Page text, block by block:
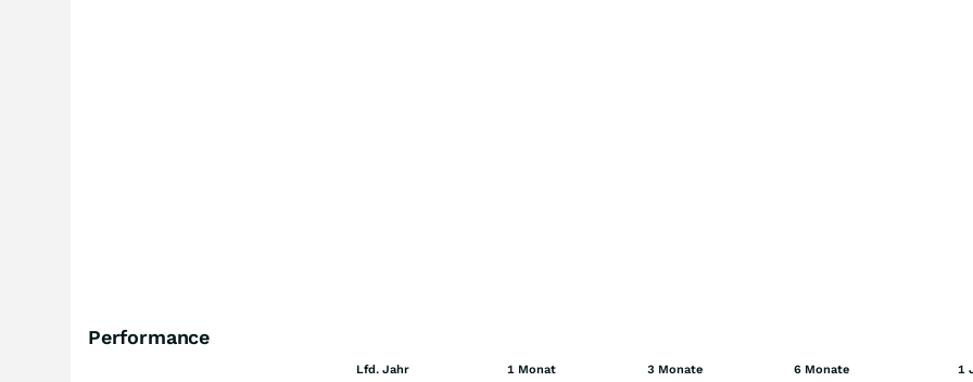
Performance
Lfd. Jahr 1 Monat 3 Monate 6 Monate 1